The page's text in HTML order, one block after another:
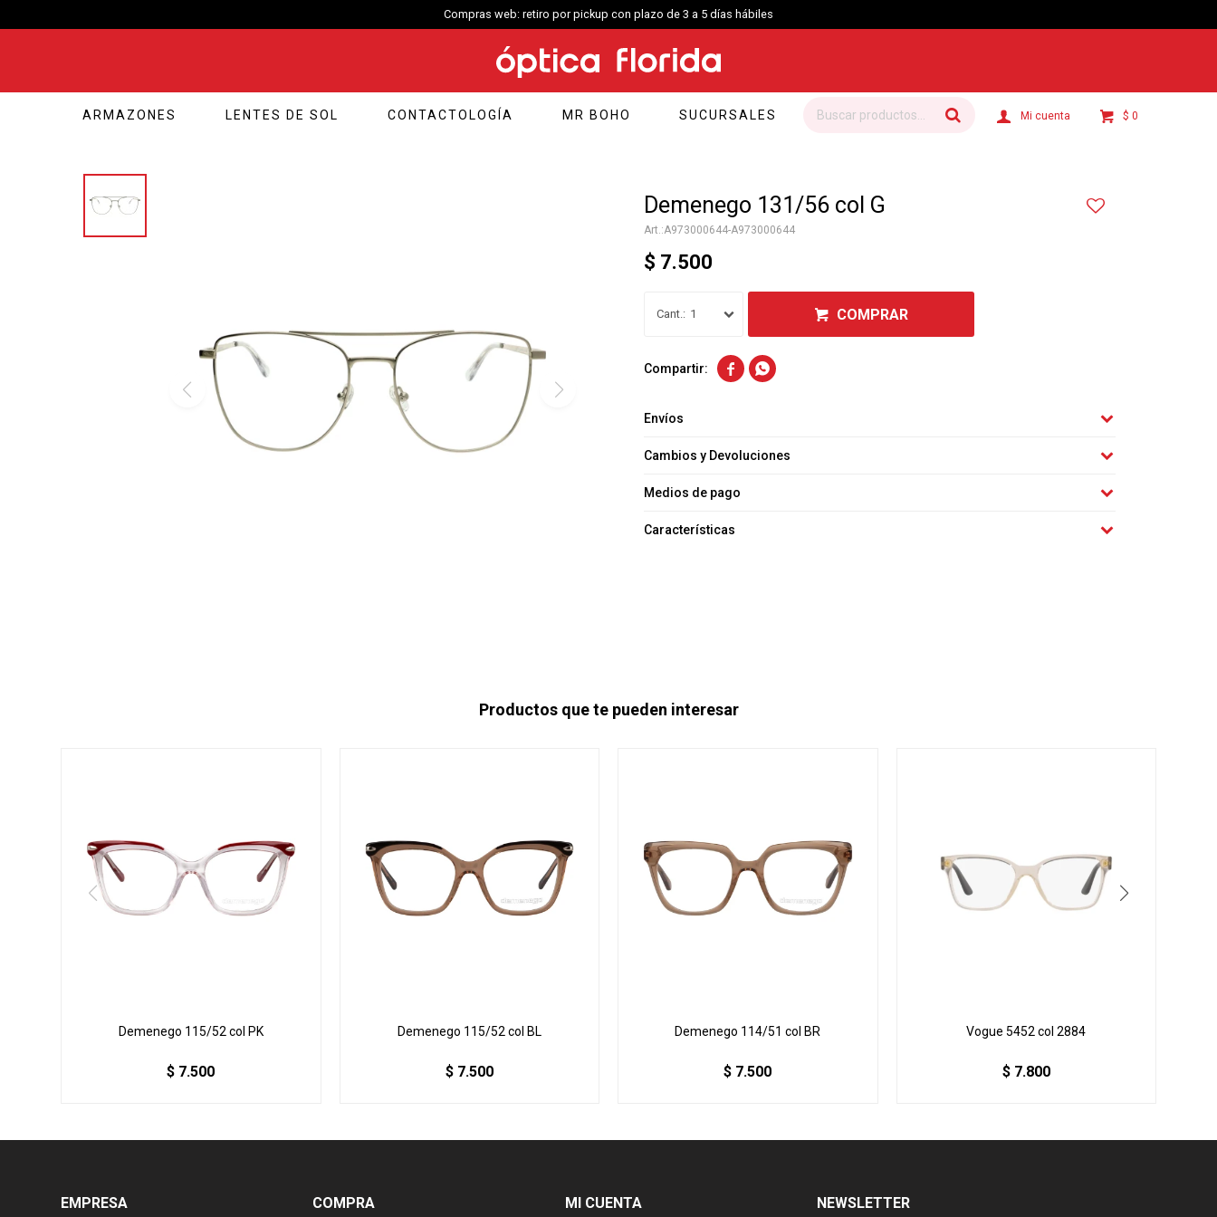
Compras web: retiro por pickup con plazo de 3 a 5 días hábiles
ARMAZONES LENTES DE SOL CONTACTOLOGÍA MR BOHO SUCURSALES $ 0
Demenego 131/56 col G
A973000644-A973000644
$ 7.500
1 COMPRAR
 
Envíos
Cambios y Devoluciones
Medios de pago
Características
Productos que te pueden interesar
Demenego 115/52 col PK
$ 7.500
Demenego 115/52 col BL
$ 7.500
Demenego 114/51 col BR
$ 7.500
Vogue 5452 col 2884
$ 7.800
EMPRESA COMPRA MI CUENTA NEWSLETTER